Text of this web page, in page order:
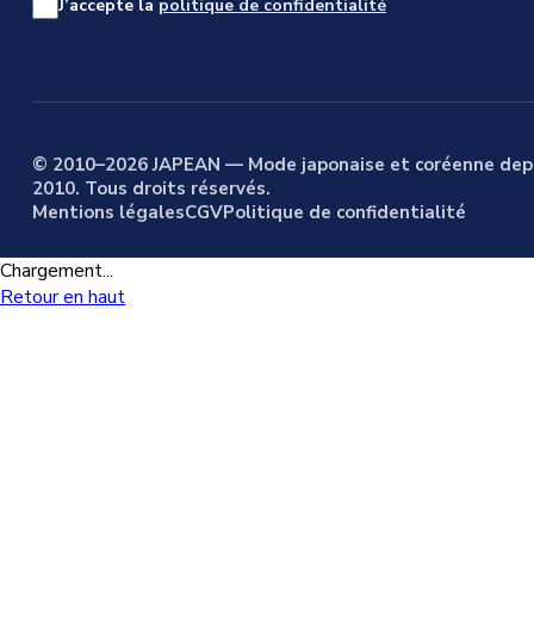
J’accepte la politique de confidentialité
© 2010–2026 JAPEAN — Mode japonaise et coréenne
2010. Tous droits réservés.
Mentions légalesCGVPolitique de confidentialité
Chargement...
Retour en haut